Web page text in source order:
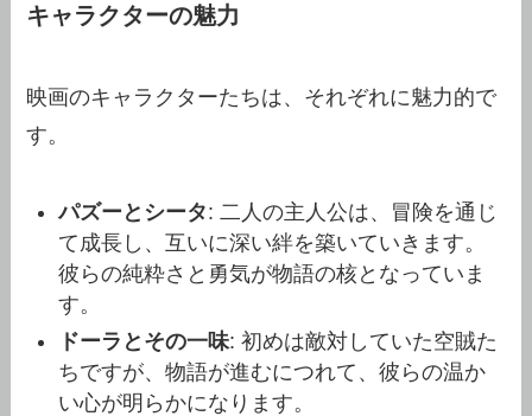
キャラクターの魅力
映画のキャラクターたちは、それぞれに魅力的で
す。
パズーとシータ: 二人の主人公は、冒険を通じ
て成長し、互いに深い絆を築いていきます。
彼らの純粋さと勇気が物語の核となっていま
す。
ドーラとその一味: 初めは敵対していた空賊た
ちですが、物語が進むにつれて、彼らの温か
い心が明らかになります。